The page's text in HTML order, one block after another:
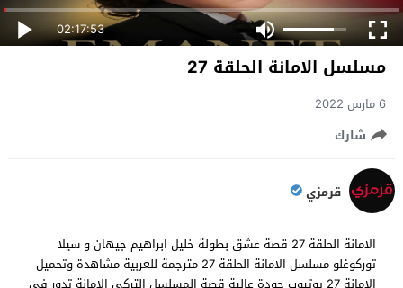
02:17:53
مسلسل الامانة الحلقة 27
6 مارس 2022
شارك
قرمزي
الامانة الحلقة 27 قصة عشق بطولة خليل ابراهيم جيهان و سيلا
توركوغلو مسلسل الامانة الحلقة 27 مترجمة للعربية مشاهدة وتحميل